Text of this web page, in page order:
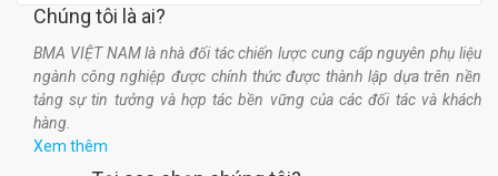
Chúng tôi là ai?
BMA VIỆT NAM là nhà đối tác chiến lược cung cấp nguyên phụ liệu
ngành công nghiệp được chính thức được thành lập dựa trên nền
tảng sự tin tưởng và hợp tác bền vững của các đối tác và khách
hàng.
Xem thêm